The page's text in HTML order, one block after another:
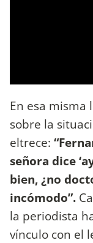
En esa misma
sobre la
eltrece:
señora dice
bien, ¿no
incómodo”.
la periodista
vínculo con el